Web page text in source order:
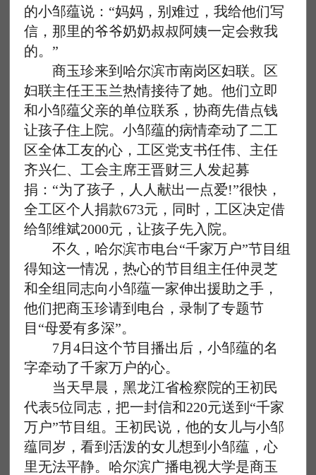
的小邹蕴说：“妈妈，别难过，我给他们写
信，那里的爷爷奶奶叔叔阿姨一定会救我
的。”
商玉珍来到哈尔滨市南岗区妇联。区
妇联主任王玉兰热情接待了她。他们立即
和小邹蕴父亲的单位联系，协商先借点钱
让孩子住上院。小邹蕴的病情牵动了二工
区全体工友的心，工区党支书任伟、主任
齐兴仁、工会主席王晋财三人发起募
捐：“为了孩子，人人献出一点爱!”很快，
全工区个人捐款673元，同时，工区决定借
给邹维斌2000元，让孩子先入院。
不久，哈尔滨市电台“千家万户”节目组
得知这一情况，热心的节目组主任仲灵芝
和全组同志向小邹蕴一家伸出援助之手，
他们把商玉珍请到电台，录制了专题节
目“母爱有多深”。
7月4日这个节目播出后，小邹蕴的名
字牵动了千家万户的心。
当天早晨，黑龙江省检察院的王初民
代表5位同志，把一封信和220元送到“千家
万户”节目组。王初民说，他的女儿与小邹
蕴同岁，看到活泼的女儿想到小邹蕴，心
里无法平静。哈尔滨广播电视大学是商玉